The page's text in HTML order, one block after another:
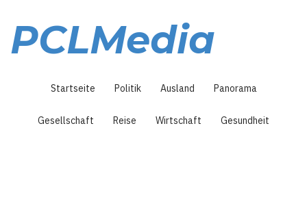
Inhalt
PCLMedia
Startseite Politik Ausland Panorama
Gesellschaft Reise Wirtschaft Gesundheit